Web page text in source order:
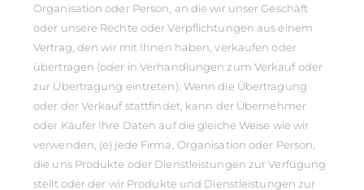
Organisation oder Person, an die wir unser Geschäft
oder unsere Rechte oder Verpflichtungen aus einem
Vertrag, den wir mit Ihnen haben, verkaufen oder
übertragen (oder in Verhandlungen zum Verkauf oder
zur Übertragung eintreten). Wenn die Übertragung
oder der Verkauf stattfindet, kann der Übernehmer
oder Käufer Ihre Daten auf die gleiche Weise wie wir
verwenden, (e) jede Firma, Organisation oder Person,
die uns Produkte oder Dienstleistungen zur Verfügung
stellt oder der wir Produkte und Dienstleistungen zur